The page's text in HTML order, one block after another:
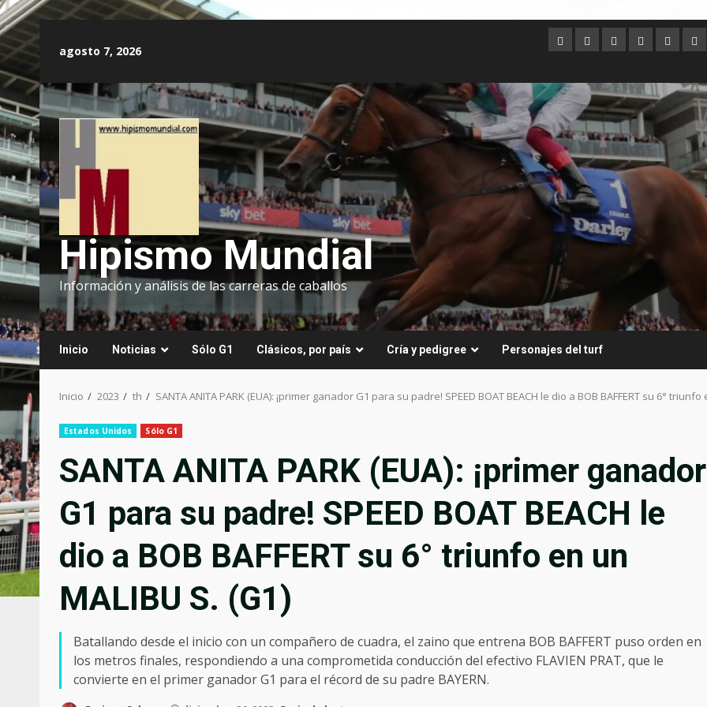
contenido
agosto 7, 2026
Argentina
AustraliaBrasilChileDubai
Hipismo Mundial
Información y análisis de las carreras de caballos
Inicio Noticias Sólo G1 Clásicos, por país Cría y pedigree Personajes del turf
Inicio 2023 th SANTA ANITA PARK (EUA): ¡primer ganador G1 para su padre! SPEED BOAT BEACH le dio a BOB BAFFERT su 6° triunfo
Estados Unidos Sólo G1
SANTA ANITA PARK (EUA): ¡primer ganador
G1 para su padre! SPEED BOAT BEACH le
dio a BOB BAFFERT su 6° triunfo en un
MALIBU S. (G1)
Batallando desde el inicio con un compañero de cuadra, el zaino que entrena BOB BAFFERT puso orden en
los metros finales, respondiendo a una comprometida conducción del efectivo FLAVIEN PRAT, que le
convierte en el primer ganador G1 para el récord de su padre BAYERN.